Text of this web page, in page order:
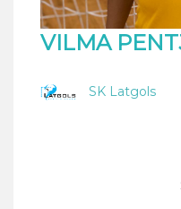
VILMA
SK Latgols